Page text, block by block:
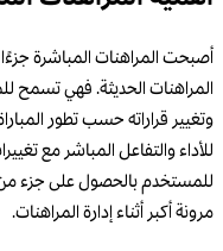
أصبحت المراهنات المباشرة
المراهنات الحديثة. فهي تسمح
وتغيير قراراته حسب تطور
للمستخدم بالحصول على جزء من
مرونة أكبر أثناء إدارة المراهنات.